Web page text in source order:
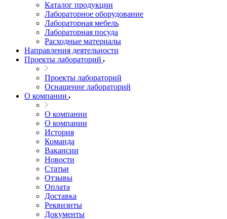
Каталог продукции
Лабораторное оборудование
Лабораторная мебель
Лабораторная посуда
Расходные материалы
Направления деятельности
Проекты лабораторий
Проекты лабораторий
Оснащение лабораторий
О компании
О компании
О компании
История
Команда
Вакансии
Новости
Статьи
Отзывы
Оплата
Доставка
Реквизиты
Документы